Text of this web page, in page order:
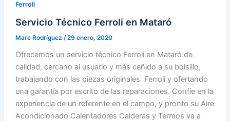
Ferroli
Servicio Técnico Ferroli en Mataró
Marc Rodríguez /29 enero, 2020
Ofrecemos un servicio técnico Ferroli en Mataró de
calidad, cercano al usuario y más ceñido a su bolsillo,
trabajando con las piezas originales Ferroli y ofertando
una garantía por escrito de las reparaciones. Confíe en la
experiencia de un referente en el campo, y pronto su Aire
Acondicionado Calentadores Calderas y Termos va a